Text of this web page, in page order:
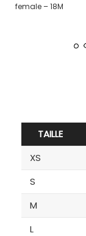
female – 18M
TAILLE
XS
S
M
L